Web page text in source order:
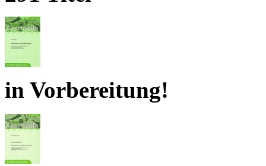
in Vorbereitung!